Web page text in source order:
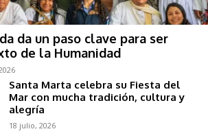
da un paso clave para ser
de la Humanidad
Santa Marta celebra su Fiesta del
Mar con mucha tradición, cultura y
alegría
18 julio, 2026